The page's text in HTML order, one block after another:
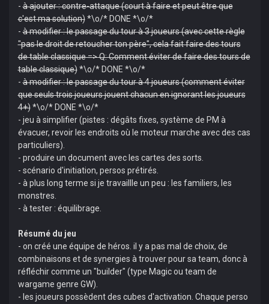
-à ajouter : contre-attaque (court à faire et peut être que
c'est ma solution)*\o/* DONE *\o/*
-à modifier : le passage du tour à 3 joueurs (avec cette règle
"pas le droit de retoucher ton père", cela fait faire des tours
de table classique => Q: Comment éviter de faire des tours de
table classique)*\o/* DONE *\o/*
-à modifier : le passage du tour à 4 joueurs (comment éviter
que seuls trois joueurs jouent chacun en ignorant les joueurs
4+)*\o/* DONE *\o/*
- jeu à simplifier (pistes : dégâts fixes, système de PM à
évacuer, revoir les endroits où le moteur marche avec des cas
particuliers).
- produire un document avec les cartes des sorts.
- scénario d'initiation, persos prétirés.
- à plus long terme si je travaillle un peu : les familiers, les
monstres.
- à tester : équilibrage.
Résumé du jeu
- on créé une équipe de héros. il y a pas mal de choix, de
combinaisons et de synergies à trouver pour sa team, donc à
réfléchir comme un "builder" (type Magic ou team de
wargame genre GW).
- les joueurs possèdent des cubes d'activation. Chaque perso